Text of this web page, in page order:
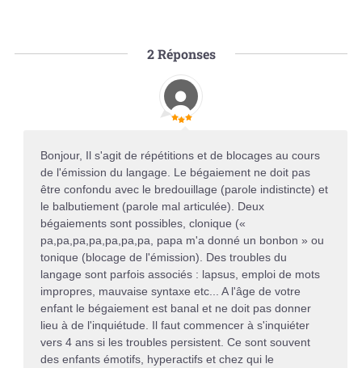
2Réponses
Bonjour, Il s'agit de répétitions et de blocages au cours
de l'émission du langage. Le bégaiement ne doit pas
être confondu avec le bredouillage (parole indistincte) et
le balbutiement (parole mal articulée). Deux
bégaiements sont possibles, clonique («
pa,pa,pa,pa,pa,pa,pa, papa m'a donné un bonbon » ou
tonique (blocage de l'émission). Des troubles du
langage sont parfois associés : lapsus, emploi de mots
impropres, mauvaise syntaxe etc... A l'âge de votre
enfant le bégaiement est banal et ne doit pas donner
lieu à de l'inquiétude. Il faut commencer à s'inquiéter
vers 4 ans si les troubles persistent. Ce sont souvent
des enfants émotifs, hyperactifs et chez qui le